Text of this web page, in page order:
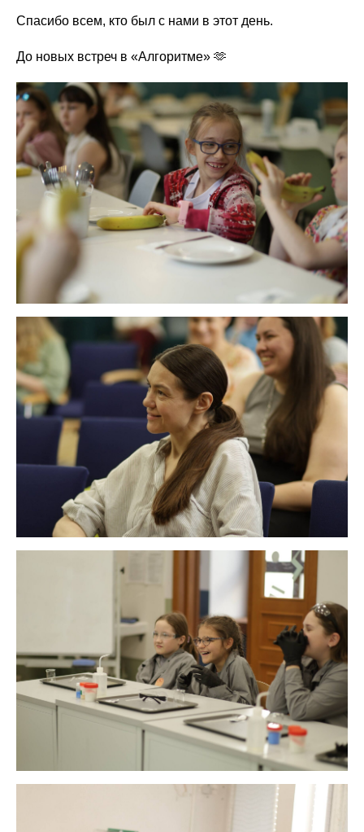
Спасибо всем, кто был с нами в этот день.
До новых встреч в «Алгоритме» 🫶